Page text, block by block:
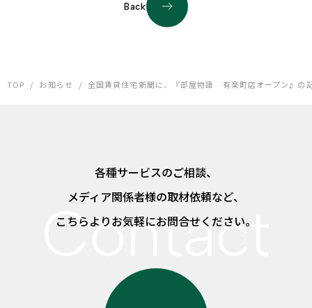
Back
TOP / お知らせ / 全国賃貸住宅新聞に、『部屋物語 有楽町店オープン』の
各種サービスのご相談、
メディア関係者様の取材依頼など、
こちらよりお気軽にお問合せください。